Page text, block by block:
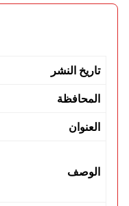
تاريخ النشر
المحافظة
العنوان
الوصف